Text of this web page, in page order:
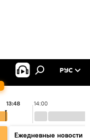
РУС
14:00
13:48
Ежедневные новости